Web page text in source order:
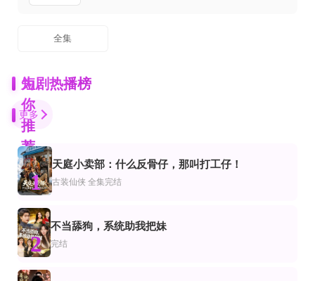
全集
为
你
推
荐
正片
重生末日，我带三个哥哥躺赢
全集完结
系统升级百年，开局长生我已无敌
正片
少帅的掌心宠是落难千金
已完结
我心向远航
更新全集
新千金家教
全集完结
枯井生泉，乱世逢君
完结
错把董事长当相亲对象
全集完结
穿到五年后，被死对头攻略了
完结
我有吃苦就变强系统
短剧热播榜
更多
1
天庭小卖部：什么反骨仔，那叫打工仔！
古装仙侠 全集完结
2
不当舔狗，系统助我把妹
完结